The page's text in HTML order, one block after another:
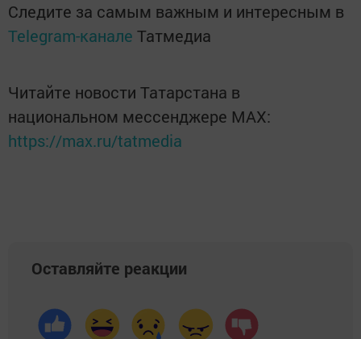
Следите за самым важным и интересным в
Telegram-канале Татмедиа
Читайте новости Татарстана в
национальном мессенджере MАХ:
https://max.ru/tatmedia
Оставляйте реакции